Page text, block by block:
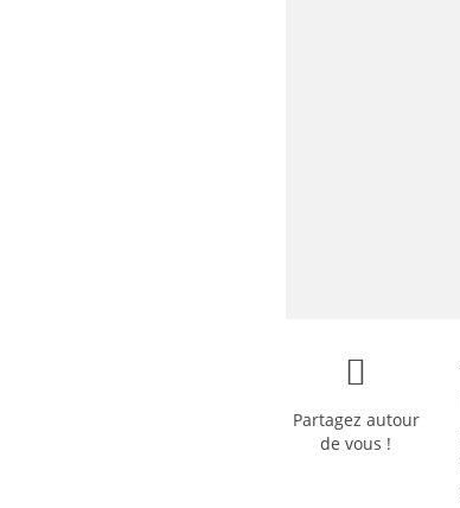
Partagez autour
de vous !